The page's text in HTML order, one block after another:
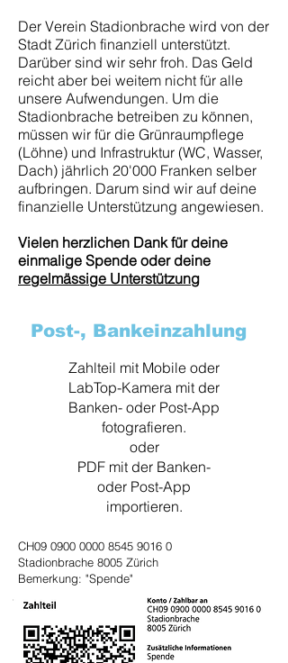
Der Verein Stadionbrache wird von der
Stadt Zürich finanziell unterstützt.
Darüber sind wir sehr froh. Das Geld
reicht aber bei weitem nicht für alle
unsere Aufwendungen. Um die
Stadionbrache betreiben zu können,
müssen wir für die Grünraumpflege
(Löhne) und Infrastruktur (WC, Wasser,
Dach) jährlich 20'000 Franken selber
aufbringen. Darum sind wir auf deine
finanzielle Unterstützung angewiesen.
Vielen herzlichen Dank für deine
einmalige Spende oder deine
regelmässige Unterstützung
Zahlteil mit Mobile oder
LabTop-Kamera mit der
Banken- oder Post-App
fotografieren.
oder
PDF mit der Banken-
oder Post-App
importieren.
Post-, Bankeinzahlung
CH09 0900 0000 8545 9016 0
Stadionbrache 8005 Zürich
Bemerkung: "Spende"